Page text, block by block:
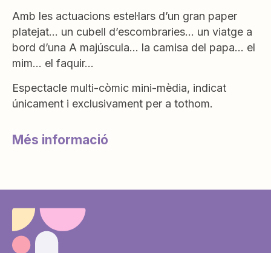
Amb les actuacions estel·lars d’un gran paper
platejat… un cubell d’escombraries… un viatge a
bord d’una A majúscula… la camisa del papa… el
mim… el faquir…
Espectacle multi-còmic mini-mèdia, indicat
únicament i exclusivament per a tothom.
Més informació